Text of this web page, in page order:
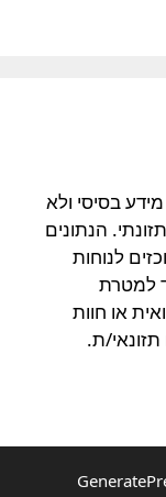
בסיסי ולא
הנתונים
לנוחות
למטרת
או חוות
ת.